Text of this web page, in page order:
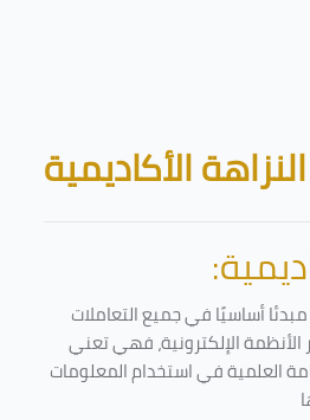
Blocks
النزاهة الأكاديمية
مبدئا أساسيًا في جميع التعاملات
الإلكترونية، فهي تعني
العلمية في استخدام المعلومات